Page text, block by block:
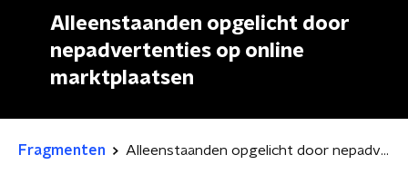
Alleenstaanden opgelicht door
nepadvertenties op online
marktplaatsen
Fragmenten Alleenstaanden opgelicht door nepadvertenties op online marktplaatsen